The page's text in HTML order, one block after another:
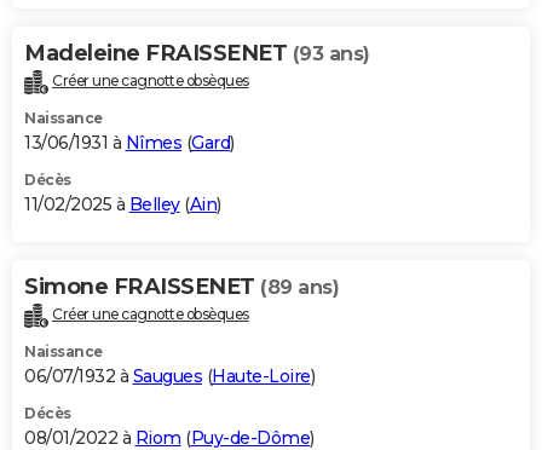
Carte de Noël
Carte Bonne année
Carte Saint-Valentin
Carte Pâques
Carte d'anniversaire
DICTIONNAIRE
Dictionnaire
Biographies
Citations
Expressions
Proverbes
PROGRAMME TV
S'inscrire
Se connecter
Lycées
Collèges
Primaires
Universités
Entreprises
Service militaire
Avis de recherche
AVIS DE DÉCÈS
Bricolage
Lifestyle
Culture
Sport
Auto
Television
Voyage
Cinema
Madeleine FRAISSENET (93 ans)
Créer une cagnotte obsèques
Naissance
13/06/1931 à Nîmes (Gard)
Décès
11/02/2025 à Belley(Ain)
Simone FRAISSENET (89 ans)
Créer une cagnotte obsèques
Naissance
06/07/1932 à Saugues (Haute-Loire)
Décès
08/01/2022 à Riom (Puy-de-Dôme)